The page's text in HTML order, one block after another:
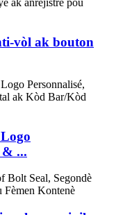
vòl ak bouton
& ...